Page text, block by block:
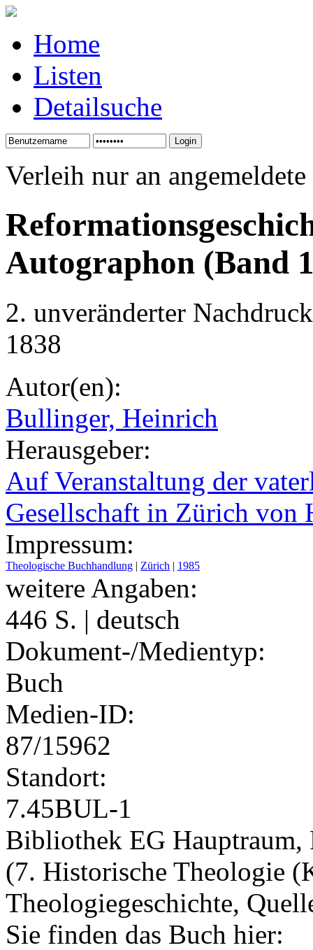
Home
Listen
Detailsuche
Verleih nur an
Autographon (Band
2. unveränderter
1838
Autor(en):
Bullinger, Heinrich
Herausgeber:
Auf Veranstaltung der
Gesellschaft in Zürich von
Impressum:
Theologische Buchhandlung | Zürich | 1985
weitere Angaben:
446 S. | deutsch
Dokument-/Medientyp:
Buch
Medien-ID:
87/15962
Standort:
7.45BUL-1
Bibliothek EG Hauptraum,
(7. Historische Theologie
Theologiegeschichte,
Sie finden das Buch hier: